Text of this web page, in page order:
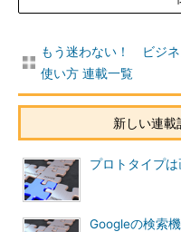
もう迷わない！ ビジ
使い方 連載一覧
新しい連載
プロトタイプ
Googleの検索